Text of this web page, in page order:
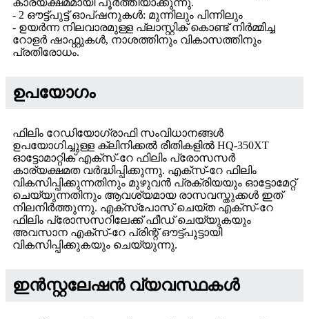
കാര്യക്ഷമമായി പൂർത്തിയാക്കുന്നു.
- 2 ഔട്ട്പുട്ട് ഓപ്ഷനുകൾ: മുന്നിലും പിന്നിലും
- ഉയർന്ന നിലവാരമുള്ള പ്ലാസ്റ്റിക് കൊണ്ട് നിർമ്മിച്ച
റോളർ ഷാഫ്റ്റുകൾ, നാശത്തിനും വികാസത്തിനും
പ്രതിരോധം.
ഉപയോഗം
ഫിലിം റേഡിയോഗ്രാഫി സംവിധാനങ്ങൾ
ഉപയോഗിച്ചുള്ള ക്ലിനിക്കൽ രീതികളിൽ HQ-350XT
ഓട്ടോമാറ്റിക് എക്സ്-റേ ഫിലിം പ്രോസസർ
കാര്യക്ഷമത വർദ്ധിപ്പിക്കുന്നു. എക്സ്-റേ ഫിലിം
വികസിപ്പിക്കുന്നതിനും മുഴുവൻ പ്രക്രിയയും ഓട്ടോമേറ്റ്
ചെയ്യുന്നതിനും ആവശ്യമായ രാസവസ്തുക്കൾ ഇത്
നിലനിർത്തുന്നു. എക്സ്പോസ് ചെയ്ത എക്സ്-റേ
ഫിലിം പ്രോസസറിലേക്ക് ഫീഡ് ചെയ്യുകയും
അവസാന എക്സ്-റേ പ്രിന്റ് ഔട്ട്പുട്ടായി
വികസിപ്പിക്കുകയും ചെയ്യുന്നു.
ഇൻസ്റ്റലേഷൻ വ്യവസ്ഥകൾ